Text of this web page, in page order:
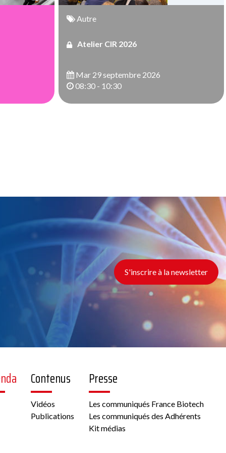
Autre
Atelier CIR 2026
Mar 29 septembre 2026
08:30 - 10:30
S'inscrire à la newsletter
Contenus
Vidéos
Publications
Presse
Les communiqués France Biotech
Les communiqués des Adhérents
Kit médias